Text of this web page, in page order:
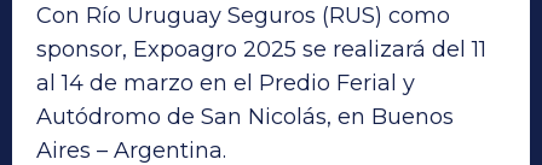
Con Río Uruguay Seguros (RUS) como
sponsor, Expoagro 2025 se realizará del 11
al 14 de marzo en el Predio Ferial y
Autódromo de San Nicolás, en Buenos
Aires – Argentina.